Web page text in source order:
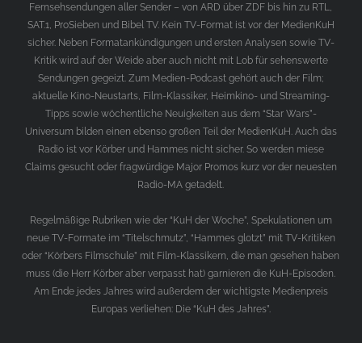
Fernsehsendungen aller Sender – von ARD über ZDF bis hin zu RTL,
SAT.1, ProSieben und Bibel TV. Kein TV-Format ist vor der MedienKuH
sicher. Neben Formatankündigungen und ersten Analysen sowie TV-
Kritik wird auf der Weide aber auch nicht mit Lob für sehenswerte
Sendungen gegeizt. Zum Medien-Podcast gehört auch der Film;
aktuelle Kino-Neustarts, Film-Klassiker, Heimkino- und Streaming-
Tipps sowie wöchentliche Neuigkeiten aus dem “Star Wars”-
Universum bilden einen ebenso großen Teil der MedienKuH. Auch das
Radio ist vor Körber und Hammes nicht sicher. So werden miese
Claims gesucht oder fragwürdige Major Promos kurz vor der neuesten
Radio-MA getadelt.
Regelmäßige Rubriken wie der “KuH der Woche”, Spekulationen um
neue TV-Formate im “Titelschmutz”, “Hammes glotzt” mit TV-Kritiken
oder “Körbers Filmschule” mit Film-Klassikern, die man gesehen haben
muss (die Herr Körber aber verpasst hat) garnieren die KuH-Episoden.
Am Ende jedes Jahres wird außerdem der wichtigste Medienpreis
Europas verliehen: Die “KuH des Jahres”.